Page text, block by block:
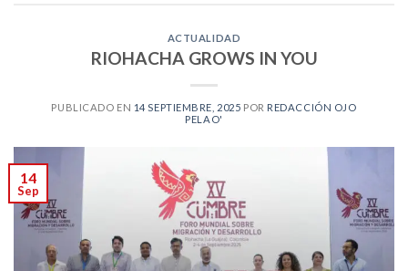
ACTUALIDAD
RIOHACHA GROWS IN YOU
PUBLICADO EN 14 SEPTIEMBRE, 2025 POR REDACCIÓN OJO
PELAO'
14
Sep